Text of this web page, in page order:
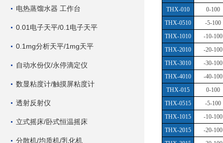
电热蒸馏水器 工作台
0.01电子天平/0.1电子天平
0.1mg分析天平/1mg天平
自动水份仪/永停滴定仪
数显粘度计/触摸屏粘度计
透射反射仪
立式摇床/卧式恒温摇床
分散机/均质机/乳化机
THX-010
0-100
THX-0510
-5-100
THX-1010
-10-100
THX-2010
-20-100
THX-3010
-30-100
THX-4010
-40-100
THX-015
0-100
THX-0515
-5-100
THX-1015
-10-100
THX-2015
-20-100